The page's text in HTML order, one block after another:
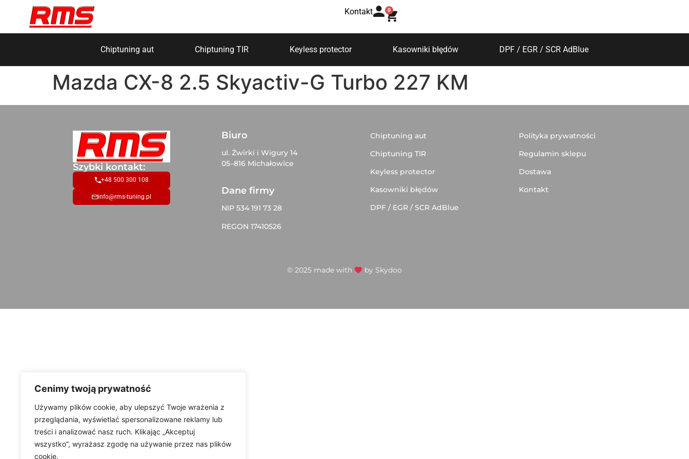
Cenimy twoją prywatność
Używamy plików cookie, aby ulepszyć Twoje wrażenia z
przeglądania, wyświetlać spersonalizowane reklamy lub
treści i analizować nasz ruch. Klikając „Akceptuj
wszystko”, wyrażasz zgodę na używanie przez nas plików
cookie.
Kontakt 0
Chiptuning aut Chiptuning TIR Keyless protector Kasowniki błędów DPF / EGR / SCR AdBlue
Mazda CX-8 2.5 Skyactiv-G Turbo 227 KM
Szybki kontakt:
+48 500 300 108
info@rms-tuning.pl
Biuro
ul. Żwirki i Wigury 14
05–816 Michałowice
Dane firmy
NIP 534 191 73 28
REGON 17410526
Chiptuning aut
Chiptuning TIR
Keyless protector
Kasowniki błędów
DPF / EGR / SCR AdBlue
Polityka prywatności
Regulamin sklepu
Dostawa
Kontakt
© 2025 made with by Skydoo